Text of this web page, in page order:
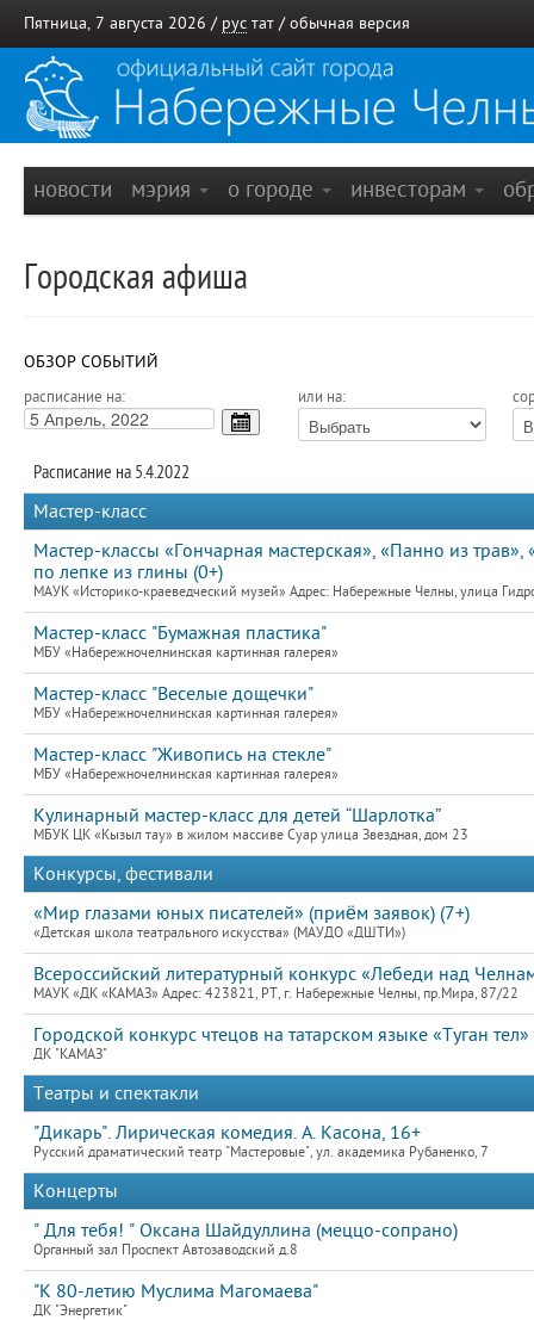
Пятница, 7 августа 2026 / рус тат / обычная версия
новости мэрия о городе инвесторам
Городская афиша
ОБЗОР СОБЫТИЙ
расписание на: или на:
Расписание на 5.4.2022
Мастер-класс
Мастер-классы «Гончарная мастерская», «Панно из
по лепке из глины (0+)
МАУК «Историко-краеведческий музей» Адрес: Набережные Челны, улица
Мастер-класс "Бумажная пластика"
МБУ «Набережночелнинская картинная галерея»
Мастер-класс "Веселые дощечки"
МБУ «Набережночелнинская картинная галерея»
Мастер-класс "Живопись на стекле"
МБУ «Набережночелнинская картинная галерея»
Кулинарный мастер-класс для детей “Шарлотка”
МБУК ЦК «Кызыл тау» в жилом массиве Суар улица Звездная, дом 23
Конкурсы, фестивали
«Мир глазами юных писателей» (приём заявок) (7+)
«Детская школа театрального искусства» (МАУДО «ДШТИ»)
Всероссийский литературный конкурс «Лебеди над
МАУК «ДК «КАМАЗ» Адрес: 423821, РТ, г. Набережные Челны, пр.Мира, 87/22
Городской конкурс чтецов на татарском языке «Туган
ДК "КАМАЗ"
Театры и спектакли
"Дикарь". Лирическая комедия. А. Касона, 16+
Русский драматический театр "Мастеровые", ул. академика Рубаненко, 7
Концерты
" Для тебя! " Оксана Шайдуллина (меццо-сопрано)
Органный зал Проспект Автозаводский д.8
"К 80-летию Муслима Магомаева"
ДК "Энергетик"